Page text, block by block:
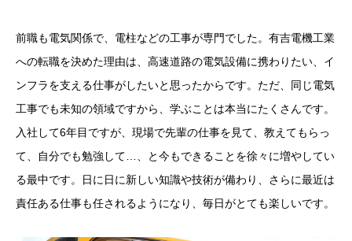
前職も電気関係で、電柱などの工事が専門でした。有吉電機工業
への転職を決めた理由は、高速道路の電気設備に携わりたい、イ
ンフラを支える仕事がしたいと思ったからです。ただ、同じ電気
工事でも未知の領域ですから、学ぶことは本当にたくさんです。
入社して6年目ですが、現場で先輩の仕事を見て、教えてもらっ
て、自分でも勉強して…、と今もできることを徐々に増やしてい
る最中です。日に日に新しい知識や技術が備わり、さらに最近は
責任ある仕事も任されるようになり、毎日がとても楽しいです。